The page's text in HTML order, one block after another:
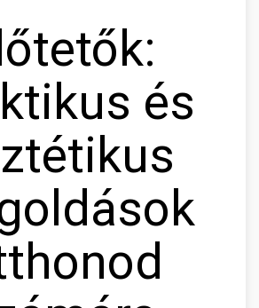
és